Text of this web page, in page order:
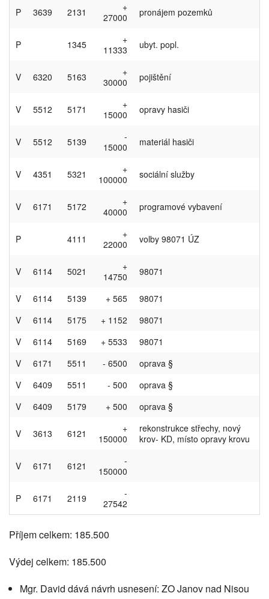
P 3639 2131
+
27000
pronájem pozemků
P 1345
+
11333
ubyt. popl.
V 6320 5163
+
30000
pojištění
V 5512 5171
+
15000
opravy hasiči
V 5512 5139
-
15000
materiál hasiči
V 4351 5321
+
100000
sociální služby
V 6171 5172
+
40000
programové vybavení
P 4111
+
22000
volby 98071 ÚZ
V 6114 5021
+
14750
98071
V 6114 5139 + 565
98071
V
6114 5175 + 1152
98071
V
6114 5169 + 5533
98071
V
6171 5511 - 6500
oprava §
V
6409 5511 - 500
oprava §
V
6409 5179 + 500 oprava §
V 3613 6121
+
150000
rekonstrukce střechy, nový
krov- KD, místo opravy krovu
V 6171 6121
-
150000
P 6171 2119
-
27542
Příjem celkem: 185.500
Výdej celkem: 185.500
Mgr. David dává návrh usnesení: ZO Janov nad Nisou